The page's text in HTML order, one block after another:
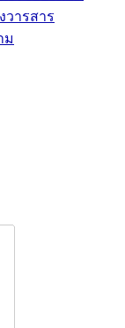
วารสาร
ม